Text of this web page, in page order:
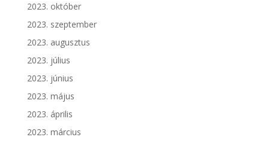
2023. október
2023. szeptember
2023. augusztus
2023. július
2023. június
2023. május
2023. április
2023. március